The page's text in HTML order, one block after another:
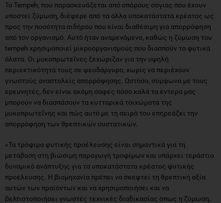
Το Tempeh, που παρασκευάζεται από σπόρους σόγιας που έχουν
υποστεί ζύμωση, διέφερε από τα άλλα υποκατάστατα κρέατος ως
προς την ποσότητα σιδήρου που είναι διαθέσιμη για απορρόφηση
από τον οργανισμό. Αυτό ήταν αναμενόμενο, καθώς η ζύμωση του
tempeh χρησιμοποιεί μικροοργανισμούς που διασπούν τα φυτικά
άλατα. Οι μυκοπρωτεΐνες ξεχώριζαν για την υψηλή
περιεκτικότητά τους σε ψευδάργυρο, χωρίς να περιέχουν
γνωστούς αναστολείς απορρόφησης. Ωστόσο, σύμφωνα με τους
ερευνητές, δεν είναι ακόμη σαφές πόσο καλά τα έντερα μας
μπορούν να διασπάσουν τα κυτταρικά τοιχώματα της
μυκοπρωτεΐνης και πώς αυτό με τη σειρά του επηρεάζει την
απορρόφηση των θρεπτικών συστατικών.
«Τα τρόφιμα φυτικής προέλευσης είναι σημαντικά για τη
μετάβαση στη βιώσιμη παραγωγή τροφίμων και υπάρχει τεράστιο
δυναμικό ανάπτυξης για τα υποκατάστατα κρέατος φυτικής
προέλευσης. Η βιομηχανία πρέπει να σκεφτεί τη θρεπτική αξία
αυτών των προϊόντων και να χρησιμοποιήσει και να
βελτιστοποιήσει γνωστές τεχνικές διαδικασίας όπως η ζύμωση,